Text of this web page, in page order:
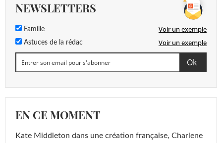
NEWSLETTERS
Famille Voir un exemple
Astuces de la rédac Voir un exemple
EN CE MOMENT
Kate Middleton dans une création française, Charlene